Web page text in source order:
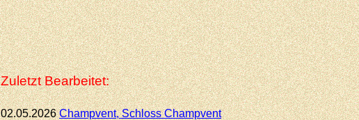
Zuletzt Bearbeitet:
02.05.2026Champvent, Schloss Champvent